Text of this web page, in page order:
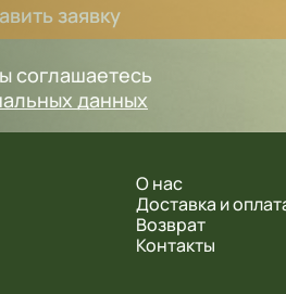
заявку
соглашаетесь
данных
О нас
Доставка и
Возврат
Контакты